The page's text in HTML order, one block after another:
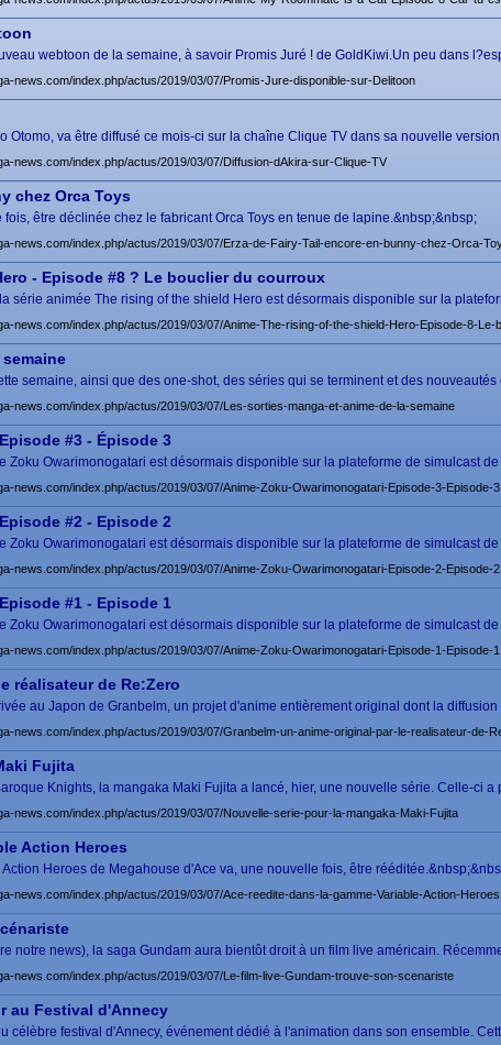
webtoon de la semaine, à savoir Promis Juré ! de GoldKiwi.Un peu dans
news.com/index.php/actus/2019/03/07/Promis-Jure-disponible-sur-Delitoon
Otomo, va être diffusé ce mois-ci sur la chaîne Clique TV dans sa nouvelle
news.com/index.php/actus/2019/03/07/Diffusion-dAkira-sur-Clique-TV
chez Orca Toys
être déclinée chez le fabricant Orca Toys en tenue de lapine.&nbsp;&nbsp;
news.com/index.php/actus/2019/03/07/Erza-de-Fairy-Tail-encore-en-bunny-chez-Orca-
- Episode #8 ? Le bouclier du courroux
série animée The rising of the shield Hero est désormais disponible sur la
news.com/index.php/actus/2019/03/07/Anime-The-rising-of-the-shield-Hero-Episode-8-Le-
semaine, ainsi que des one-shot, des séries qui se terminent et des
news.com/index.php/actus/2019/03/07/Les-sorties-manga-et-anime-de-la-semaine
#3 - Épisode 3
Zoku Owarimonogatari est désormais disponible sur la plateforme de simulcast
news.com/index.php/actus/2019/03/07/Anime-Zoku-Owarimonogatari-Episode-3-Episode-3
#2 - Episode 2
Zoku Owarimonogatari est désormais disponible sur la plateforme de simulcast
news.com/index.php/actus/2019/03/07/Anime-Zoku-Owarimonogatari-Episode-2-Episode-2
#1 - Episode 1
Zoku Owarimonogatari est désormais disponible sur la plateforme de simulcast
news.com/index.php/actus/2019/03/07/Anime-Zoku-Owarimonogatari-Episode-1-Episode-1
réalisateur de Re:Zero
au Japon de Granbelm, un projet d'anime entièrement original dont la
news.com/index.php/actus/2019/03/07/Granbelm-un-anime-original-par-le-realisateur-de-
Fujita
Knights, la mangaka Maki Fujita a lancé, hier, une nouvelle série. Celle-ci a
news.com/index.php/actus/2019/03/07/Nouvelle-serie-pour-la-mangaka-Maki-Fujita
Action Heroes
Heroes de Megahouse d'Ace va, une nouvelle fois, être
news.com/index.php/actus/2019/03/07/Ace-reedite-dans-la-gamme-Variable-Action-Heroes
notre news), la saga Gundam aura bientôt droit à un film live américain.
news.com/index.php/actus/2019/03/07/Le-film-live-Gundam-trouve-son-scenariste
au Festival d'Annecy
célèbre festival d'Annecy, événement dédié à l'animation dans son ensemble.